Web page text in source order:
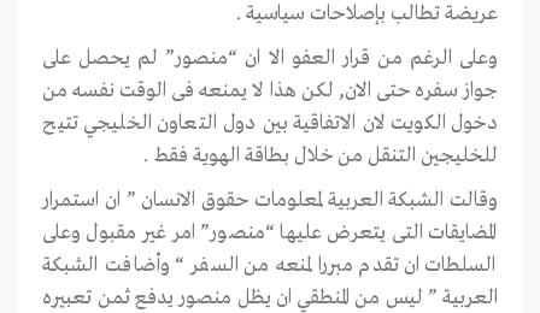
عريضة تطالب بإصلاحات سياسية .
وعلى الرغم من قرار العفو الا ان “منصور” لم يحصل على
جواز سفره حتى الان, لكن هذا لا يمنعه فى الوقت نفسه من
دخول الكويت لان الاتفاقية بين دول التعاون الخليجي تتيح
للخليجين التنقل من خلال بطاقة الهوية فقط .
وقالت الشبكة العربية لمعلومات حقوق الانسان ” ان استمرار
المضايقات التى يتعرض عليها “منصور” امر غير مقبول وعلى
السلطات ان تقدم مبررا لمنعه من السفر “ وأضافت الشبكة
العربية ” ليس من المنطقي ان يظل منصور يدفع ثمن تعبيره